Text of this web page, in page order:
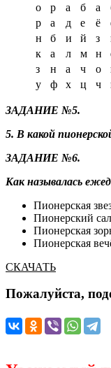
о
р а б а
р
а д е ё
н
б и й з
к
а л м н
з
н а ч о
у
ф х ц ч
ЗАДАНИЕ №5.
5. В какой
ЗАДАНИЕ №6.
Как называлась
Пионерская
Пионерский
Пионерская
Пионерская
CКАЧАТЬ
Пожалуйста,